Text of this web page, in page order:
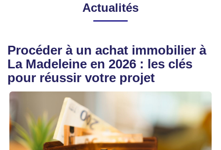
Tous Nos Biens
VENDRE
GESTION LOCATIVE
TRANSACTIONS RÉALISÉES
Actualités
Procéder à un achat immobilier à
La Madeleine en 2026 : les clés
pour réussir votre projet